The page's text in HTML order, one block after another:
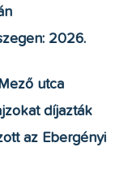
2026.
utca
díjazták
az Ebergényi